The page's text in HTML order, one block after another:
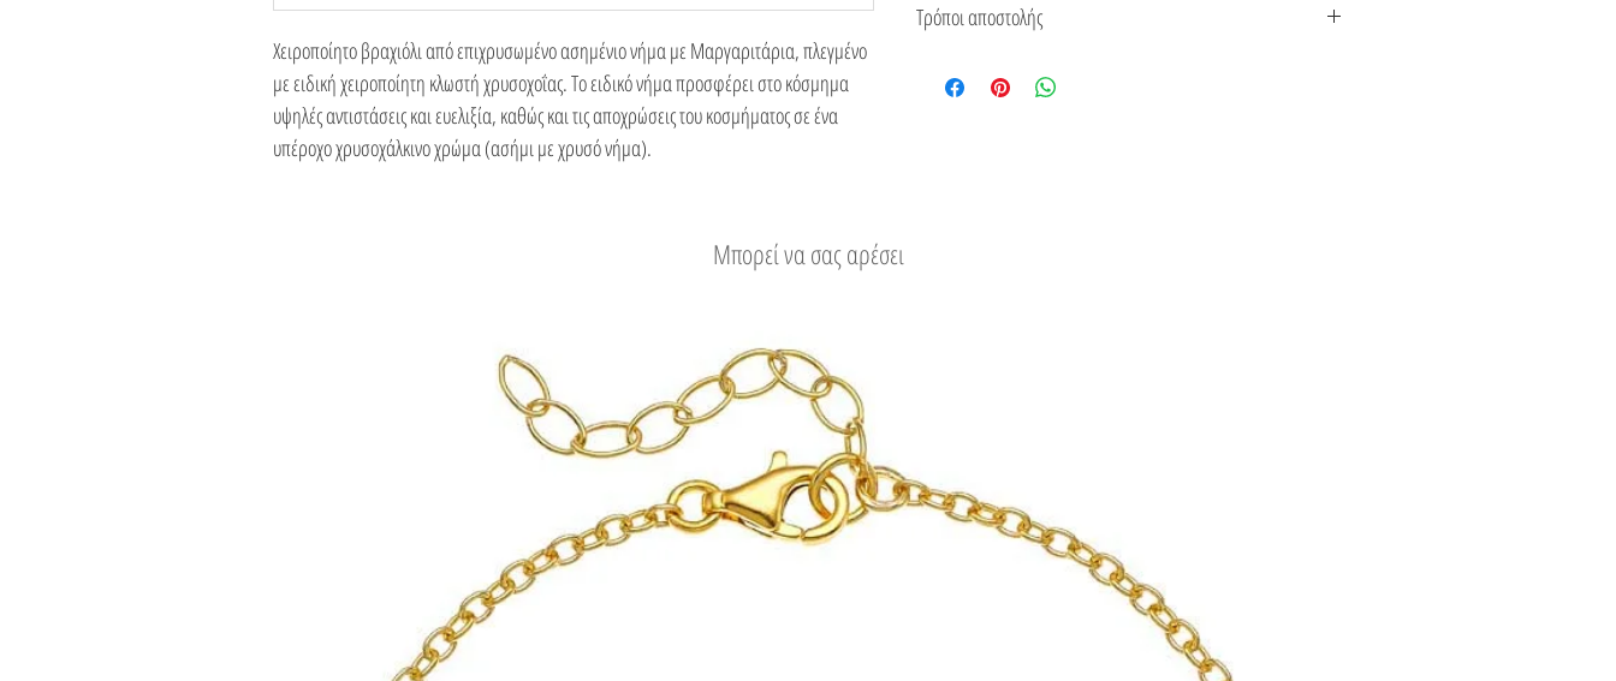
Χειροποίητο βραχιόλι από επιχρυσωμένο ασημένιο νήμα με Μαργαριτάρια, πλεγμένο
με ειδική χειροποίητη κλωστή χρυσοχοΐας. Το ειδικό νήμα προσφέρει στο κόσμημα
υψηλές αντιστάσεις και ευελιξία, καθώς και τις αποχρώσεις του κοσμήματος σε ένα
υπέροχο χρυσοχάλκινο χρώμα (ασήμι με χρυσό νήμα).
από πιστοποιητικό για το είδος του μετάλλου και την πέτρα
Τρόποι αποστολής
Μπορεί να σας αρέσει